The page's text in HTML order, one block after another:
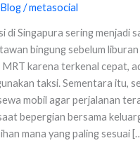
Blog/metasocial
di Singapura sering menjadi
bingung sebelum liburan
MRT karena terkenal cepat,
taksi. Sementara itu,
mobil agar perjalanan
bepergian bersama
mana yang paling sesuai